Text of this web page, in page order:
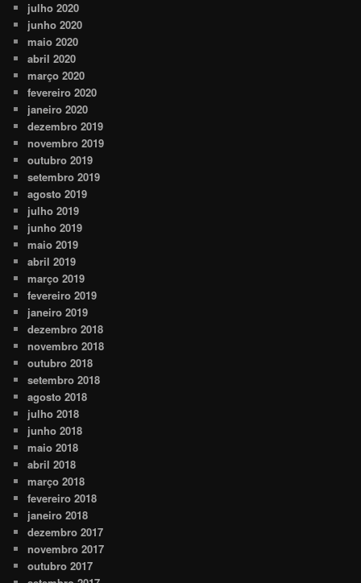
julho 2020
junho 2020
maio 2020
abril 2020
março 2020
fevereiro 2020
janeiro 2020
dezembro 2019
novembro 2019
outubro 2019
setembro 2019
agosto 2019
julho 2019
junho 2019
maio 2019
abril 2019
março 2019
fevereiro 2019
janeiro 2019
dezembro 2018
novembro 2018
outubro 2018
setembro 2018
agosto 2018
julho 2018
junho 2018
maio 2018
abril 2018
março 2018
fevereiro 2018
janeiro 2018
dezembro 2017
novembro 2017
outubro 2017